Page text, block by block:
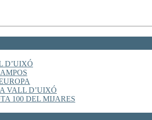
D’UIXÓ
VALL D’UIXÓ
100 DEL MIJARES